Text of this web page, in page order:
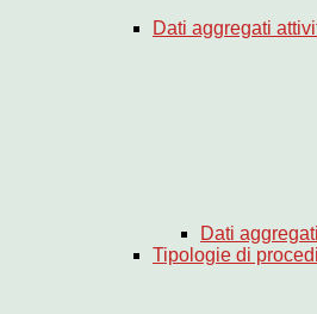
Dati aggregati
Dati
Tipologie di